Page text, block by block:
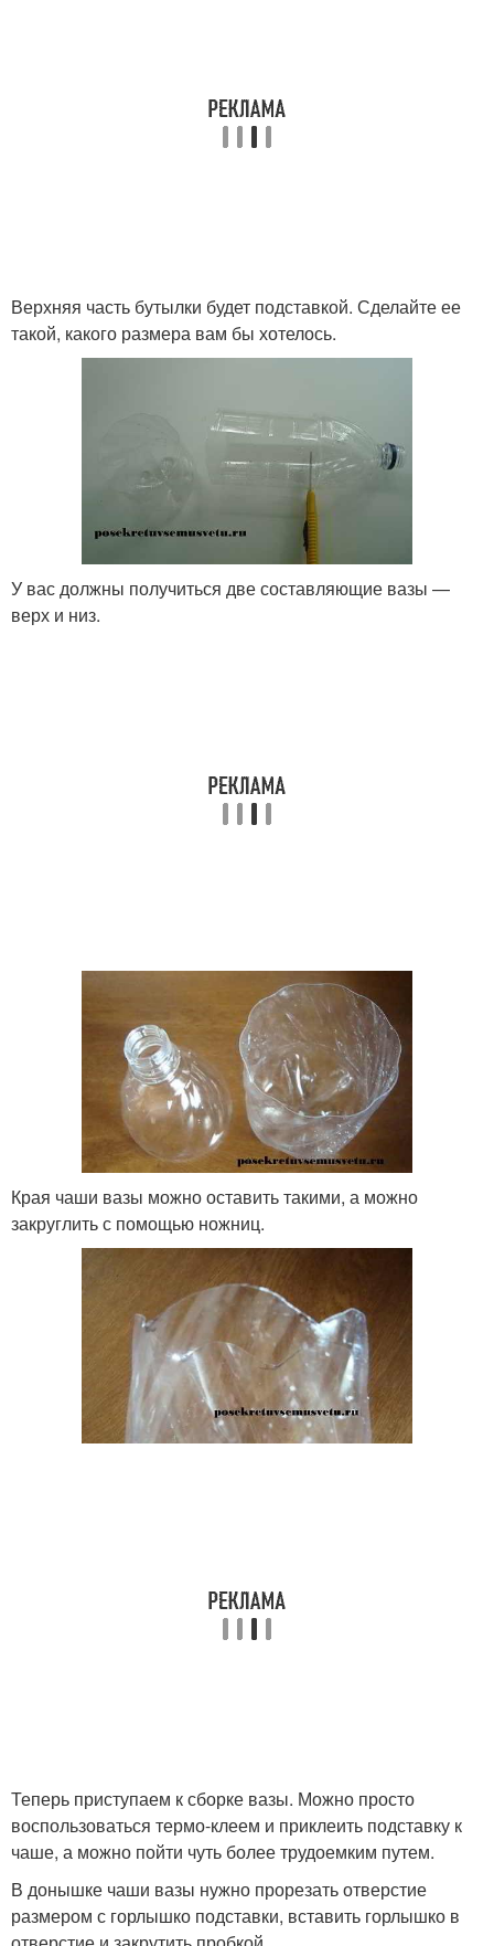
Верхняя часть бутылки будет подставкой. Сделайте ее
такой, какого размера вам бы хотелось.
У вас должны получиться две составляющие вазы —
верх и низ.
Края чаши вазы можно оставить такими, а можно
закруглить с помощью ножниц.
Теперь приступаем к сборке вазы. Можно просто
воспользоваться термо-клеем и приклеить подставку к
чаше, а можно пойти чуть более трудоемким путем.
В донышке чаши вазы нужно прорезать отверстие
размером с горлышко подставки, вставить горлышко в